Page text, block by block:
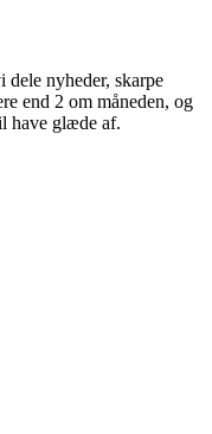
nyheder, skarpe
end 2 om måneden, og
have glæde af.